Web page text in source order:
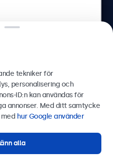
111 22, Sverige
tekniker för
personalisering och
ID:n kan användas för
annonser. Med ditt samtycke
hur Google använder
alla